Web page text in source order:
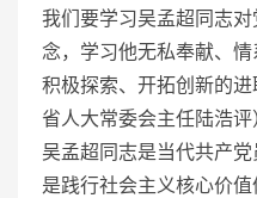
我们要学习吴孟超同志
念，学习他无私奉献、
积极探索、开拓创新的进
省人大常委会主任陆浩评
吴孟超同志是当代共产党
是践行社会主义核心价